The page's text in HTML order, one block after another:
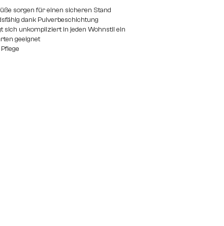
sorgen für einen sicheren Stand
dank Pulverbeschichtung
sich unkompliziert in jeden Wohnstil ein
geeignet